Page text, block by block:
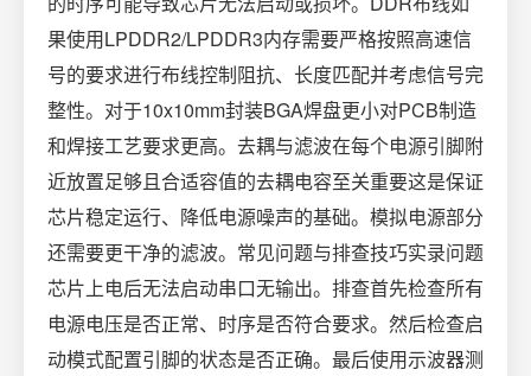
果使用LPDDR2/LPDDR3内存需要严格按照高速信
号的要求进行布线控制阻抗、长度匹配并考虑信号完
整性。对于10x10mm封装BGA焊盘更小对PCB制造
和焊接工艺要求更高。去耦与滤波在每个电源引脚附
近放置足够且合适容值的去耦电容至关重要这是保证
芯片稳定运行、降低电源噪声的基础。模拟电源部分
还需要更干净的滤波。常见问题与排查技巧实录问题
芯片上电后无法启动串口无输出。排查首先检查所有
电源电压是否正常、时序是否符合要求。然后检查启
动模式配置引脚的状态是否正确。最后使用示波器测